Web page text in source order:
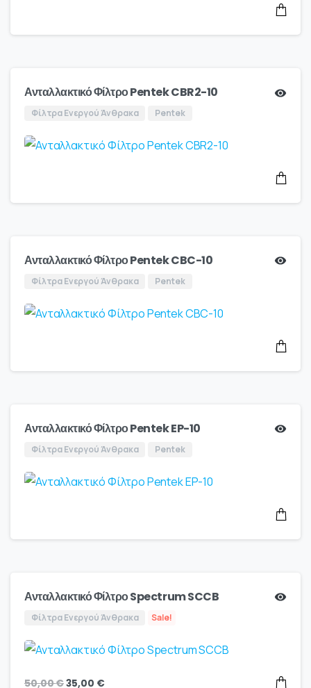
Ανταλλακτικό Φίλτρο Pentek CBR2-10
Φίλτρα Ενεργού Άνθρακα Pentek
Ανταλλακτικό Φίλτρο Pentek CBC-10
Φίλτρα Ενεργού Άνθρακα Pentek
Ανταλλακτικό Φίλτρο Pentek EP-10
Φίλτρα Ενεργού Άνθρακα Pentek
Ανταλλακτικό Φίλτρο Spectrum SCCB
Φίλτρα Ενεργού Άνθρακα Sale!
50,00€35,00 €